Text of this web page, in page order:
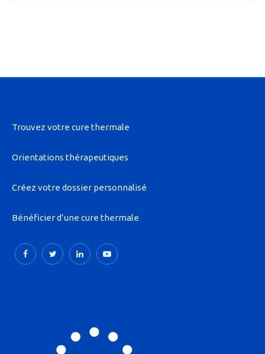
Trouvez votre cure thermale
Orientations thérapeutiques
Créez votre dossier personnalisé
Bénéficier d’une cure thermale